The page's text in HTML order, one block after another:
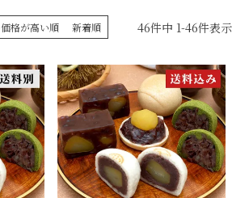
価格が高い順 新着順 46件中 1-46件表示